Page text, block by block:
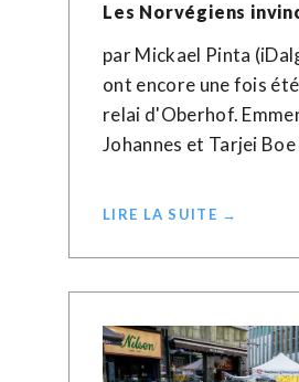
Les Norvégiens
par Mickael Pinta
ont encore une fois
relai d'Oberhof.
Johannes et Tarjei
LIRE LA SUITE →